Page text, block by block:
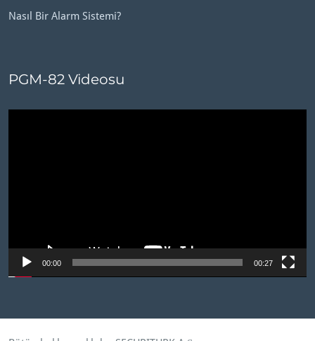
Nasıl Bir Alarm Sistemi?
PGM-82 Videosu
00:00 00:27